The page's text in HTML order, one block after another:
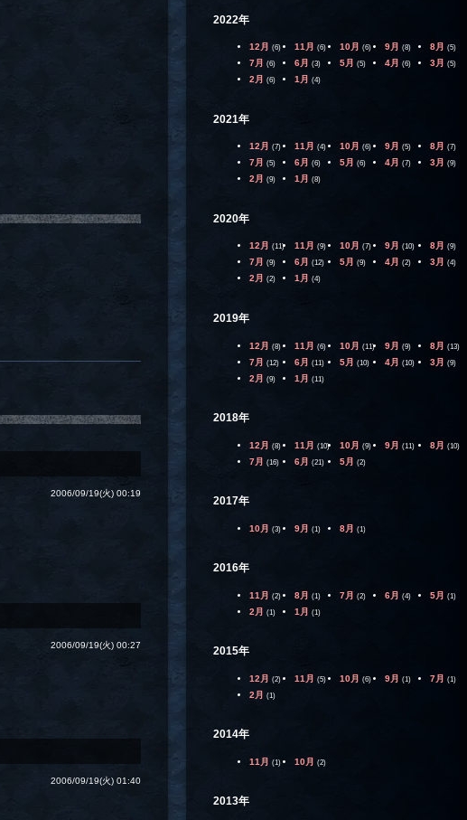
2006/09/19(火) 00:19
2006/09/19(火) 00:27
2006/09/19(火) 01:40
2022年
12月 (6) 11月 (6) 10月 (6) 9月 (8) 8月 (5)
7月 (6) 6月 (3) 5月 (5) 4月 (6) 3月 (5)
2月 (6) 1月 (4)
2021年
12月 (7) 11月 (4) 10月 (6) 9月 (5) 8月 (7)
7月 (5) 6月 (6) 5月 (6) 4月 (7) 3月 (9)
2月 (9) 1月 (8)
2020年
12月 (11) 11月 (9) 10月 (7) 9月 (10) 8月 (9)
7月 (9) 6月 (12) 5月 (9) 4月 (2) 3月 (4)
2月 (2) 1月 (4)
2019年
12月 (8) 11月 (6) 10月 (11) 9月 (9) 8月 (13)
7月 (12) 6月 (11) 5月 (10) 4月 (10) 3月 (9)
2月 (9) 1月 (11)
2018年
12月 (8) 11月 (10) 10月 (9) 9月 (11) 8月 (10)
7月 (16) 6月 (21) 5月 (2)
2017年
10月 (3) 9月 (1) 8月 (1)
2016年
11月 (2) 8月 (1) 7月 (2) 6月 (4) 5月 (1)
2月 (1) 1月 (1)
2015年
12月 (2) 11月 (5) 10月 (6) 9月 (1) 7月 (1)
2月 (1)
2014年
11月 (1) 10月 (2)
2013年